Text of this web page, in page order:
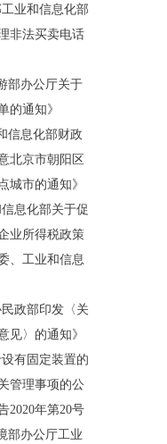
业和信息化部
非法买卖电话
部办公厅关于
的通知》
信息化部财政
北京市朝阳区
城市的通知》
息化部关于促
业所得税政策
、工业和信息
政部印发〈关
见〉的通知》
有固定装置的
管理事项的公
2020年第20号
部办公厅工业